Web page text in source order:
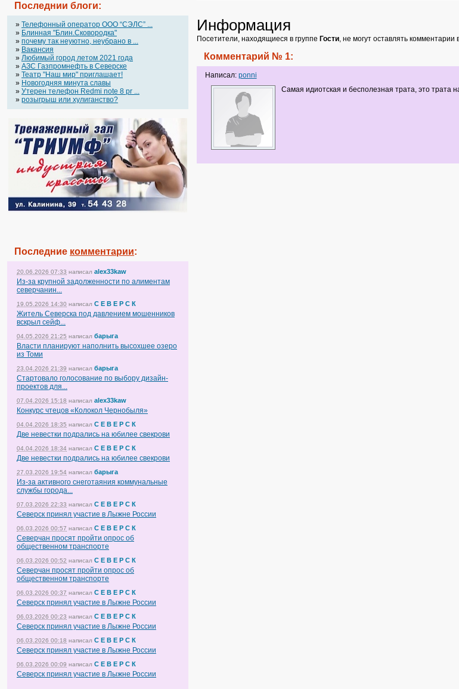
Последнии блоги:
» Телефонный оператор OOO “СЭЛС” ...
» Блинная "Блин.Сковородка"
» почему так неуютно, неубрано в ...
» Вакансия
» Любимый город летом 2021 года
» АЗС Газпромнефть в Северске
» Театр "Наш мир" приглашает!
» Новогодняя минута славы
» Утерен телефон Redmi note 8 pr ...
» розыгрыш или хулиганство?
Последние комментарии:
20.06.2026 07:33 написал alex33kaw
Из-за крупной задолженности по алиментам
северчанин...
19.05.2026 14:30 написал С Е В Е Р С К
Житель Северска под давлением мошенников
вскрыл сейф...
04.05.2026 21:25 написал барыга
Власти планируют наполнить высохшее озеро
из Томи
23.04.2026 21:39 написал барыга
Стартовало голосование по выбору дизайн-
проектов для...
07.04.2026 15:18 написал alex33kaw
Конкурс чтецов «Колокол Чернобыля»
04.04.2026 18:35 написал С Е В Е Р С К
Две невестки подрались на юбилее свекрови
04.04.2026 18:34 написал С Е В Е Р С К
Две невестки подрались на юбилее свекрови
27.03.2026 19:54 написал барыга
Из-за активного снеготаяния коммунальные
службы города...
07.03.2026 22:33 написал С Е В Е Р С К
Северск принял участие в Лыжне России
06.03.2026 00:57 написал С Е В Е Р С К
Северчан просят пройти опрос об
общественном транспорте
06.03.2026 00:52 написал С Е В Е Р С К
Северчан просят пройти опрос об
общественном транспорте
06.03.2026 00:37 написал С Е В Е Р С К
Северск принял участие в Лыжне России
06.03.2026 00:23 написал С Е В Е Р С К
Северск принял участие в Лыжне России
06.03.2026 00:18 написал С Е В Е Р С К
Северск принял участие в Лыжне России
06.03.2026 00:09 написал С Е В Е Р С К
Северск принял участие в Лыжне России
Информация
Посетители, находящиеся в группе Гости, не могут оставлять комментарии
Комментарий № 1:
Написал: ponni
Самая идиотская и бесполезная трата, это трата